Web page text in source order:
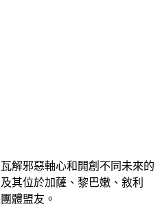
解邪惡軸心和開創不同未來的
其位於加薩、黎巴嫩、敘利
體盟友。